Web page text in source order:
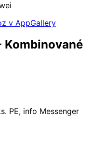
Kombinované
PE, info Messenger